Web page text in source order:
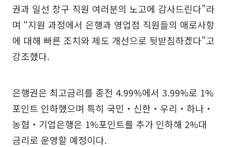
권과 일선 창구 직원 여러분의 노고에 감사드린다”라
며 “지원 과정에서 은행과 영업점 직원들의 애로사항
에 대해 빠른 조치와 제도 개선으로 뒷받침하겠다”고
강조했다.
은행권은 최고금리를 종전 4.99%에서 3.99%로 1%
포인트 인하했으며 특히 국민‧신한‧우리‧하나‧
농협‧기업은행은 1%포인트를 추가 인하해 2%대
금리로 운영할 예정이다.